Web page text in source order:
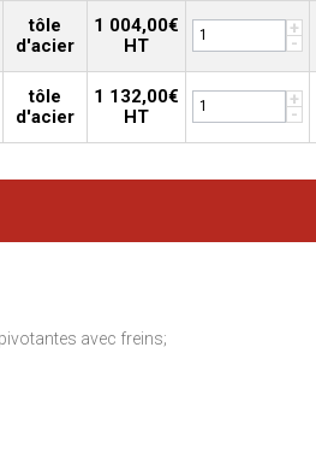
tôle
d'acier
1 004,00€
HT
+
-
tôle
d'acier
1 132,00€
HT
+
-
avec freins;